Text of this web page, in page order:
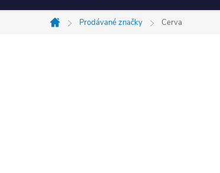
Domů
Prodávané značky Cerva